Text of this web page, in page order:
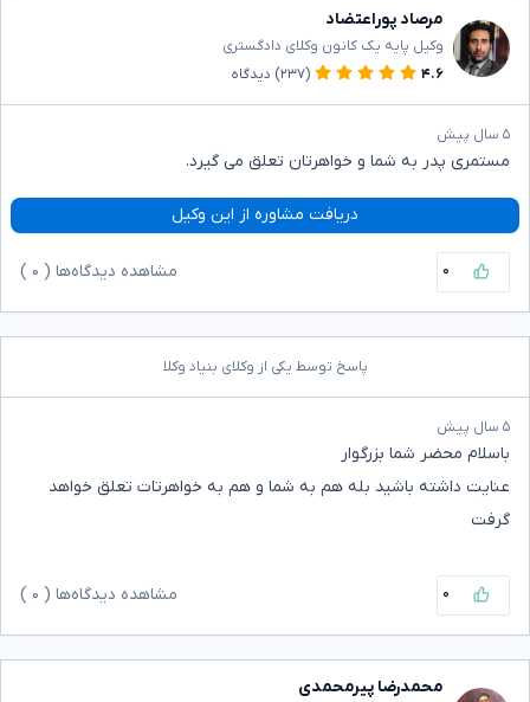
مرصاد پوراعتضاد
وکیل پایه یک کانون وکلای دادگستری
۴.۶
(۲۳۷) دیدگاه
۵ سال پیش
مستمری پدر به شما و خواهرتان تعلق می گیرد.
دریافت مشاوره از این وکیل
۰ مشاهده دیدگاه‌ها ( ۰
پاسخ توسط یکی از وکلای بنیاد وکلا
۵ سال پیش
باسلام محضر شما بزرگوار
عنایت داشته باشید بله هم به شما و هم به خواهرتات تعلق خواهد
گرفت
۰ مشاهده دیدگاه‌ها ( ۰
محمدرضا پیرمحمدی